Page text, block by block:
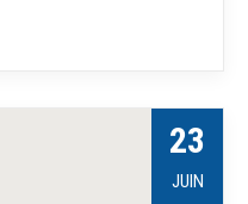
23
JUIN